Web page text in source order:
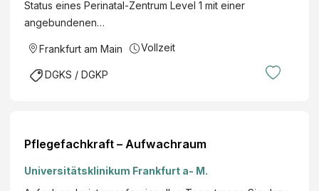
Status eines Perinatal-Zentrum Level 1 mit einer
angebundenen…
Frankfurt am Main Vollzeit
DGKS / DGKP
Pflegefachkraft – Aufwachraum
Universitätsklinikum Frankfurt a- M.